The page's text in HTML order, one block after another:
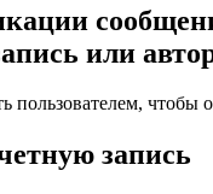
или
чтобы
запись